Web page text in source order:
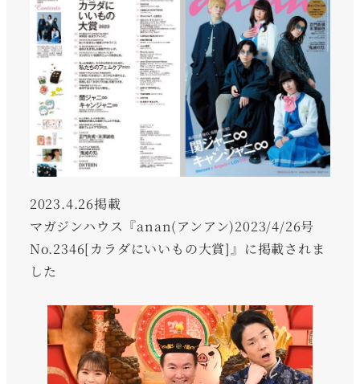
2023.4.26掲載
マガジンハウス『anan(アンアン)2023/4/26号
No.2346[カラダにいいもの大賞]』に掲載されま
した